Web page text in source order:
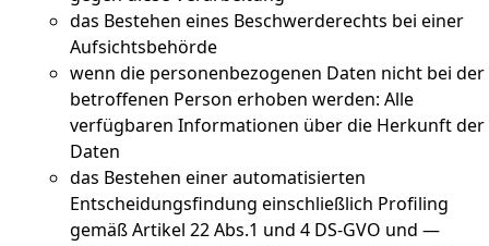
das Bestehen eines Beschwerderechts bei einer
Aufsichtsbehörde
wenn die personenbezogenen Daten nicht bei der
betroffenen Person erhoben werden: Alle
verfügbaren Informationen über die Herkunft der
Daten
das Bestehen einer automatisierten
Entscheidungsfindung einschließlich Profiling
gemäß Artikel 22 Abs.1 und 4 DS-GVO und —